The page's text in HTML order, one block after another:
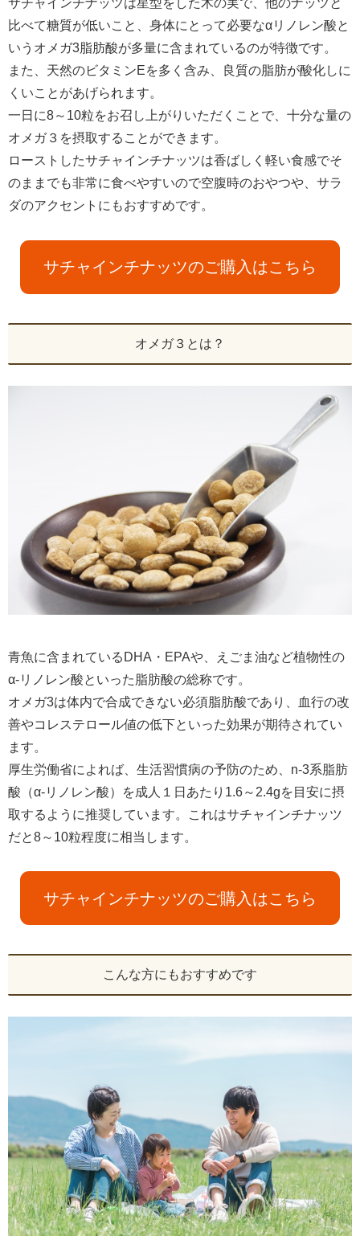
サチャインチナッツは星型をした木の実で、他のナッツと
比べて糖質が低いこと、身体にとって必要なαリノレン酸と
いうオメガ3脂肪酸が多量に含まれているのが特徴です。
また、天然のビタミンEを多く含み、良質の脂肪が酸化しに
くいことがあげられます。
一日に8～10粒をお召し上がりいただくことで、十分な量の
オメガ３を摂取することができます。
ローストしたサチャインチナッツは香ばしく軽い食感でそ
のままでも非常に食べやすいので空腹時のおやつや、サラ
ダのアクセントにもおすすめです。
サチャインチナッツのご購入はこちら
オメガ３とは？
青魚に含まれているDHA・EPAや、えごま油など植物性の
α-リノレン酸といった脂肪酸の総称です。
オメガ3は体内で合成できない必須脂肪酸であり、血行の改
善やコレステロール値の低下といった効果が期待されてい
ます。
厚生労働省によれば、生活習慣病の予防のため、n-3系脂肪
酸（α-リノレン酸）を成人１日あたり1.6～2.4gを目安に摂
取するように推奨しています。これはサチャインチナッツ
だと8～10粒程度に相当します。
サチャインチナッツのご購入はこちら
こんな方にもおすすめです